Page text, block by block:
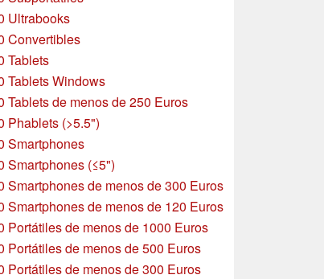
Ultrabooks
Convertibles
Tablets
Tablets Windows
Tablets de menos de 250 Euros
Phablets (>5.5")
Smartphones
Smartphones (≤5")
Smartphones de menos de 300 Euros
Smartphonesde menos de 120 Euros
Portátiles de menos de 1000 Euros
Portátiles de menos de 500 Euros
Portátiles de menos de 300 Euros